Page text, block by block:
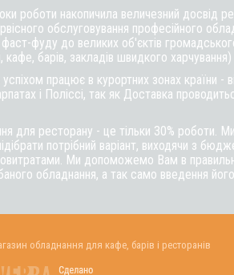
роботи накопичила величезний досвід
обслуговування професійного
фуду до великих об'єктів
кафе, барів, закладів швидкого харчування)
працює в курортних зонах країни -
і Поліссі, так як Доставка
для ресторану - це тільки 30% роботи.
потрібний варіант, виходячи з
Ми допоможемо Вам в
обладнання, а так само введення
обладнання для кафе, барів і ресторанів